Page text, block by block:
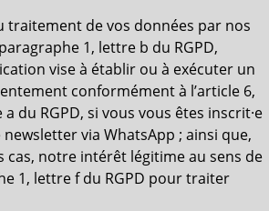
traitement de vos données par nos
1, lettre b du RGPD,
vise à établir ou à exécuter un
conformément à l’article 6,
du RGPD, si vous vous êtes inscrit·e
via WhatsApp ; ainsi que,
cas, notre intérêt légitime au sens de
1, lettre f du RGPD pour traiter